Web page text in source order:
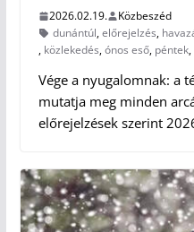
2026.02.19.
Közbeszéd
dunántúl,előrejelzés,
, közlekedés,ónos eső, péntek,
Vége a nyugalomnak: a
mutatja meg minden
előrejelzések szerint